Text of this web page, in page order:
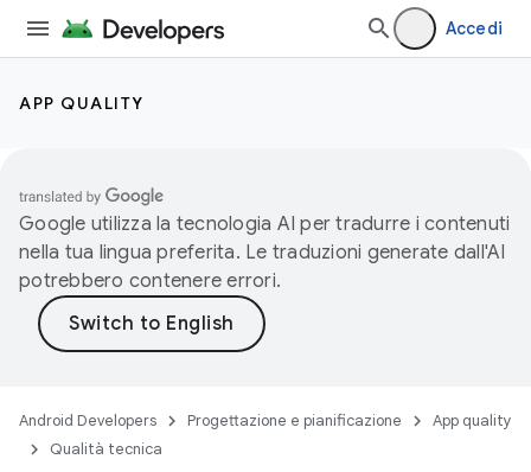
Accedi
APP QUALITY
Google utilizza la tecnologia AI per tradurre i contenuti
nella tua lingua preferita. Le traduzioni generate dall'AI
potrebbero contenere errori.
Android Developers Progettazione e pianificazione
App quality
Qualità tecnica